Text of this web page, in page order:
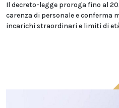
Il decreto-legge proroga fino al
carenza di personale e conferma
incarichi straordinari e limiti di